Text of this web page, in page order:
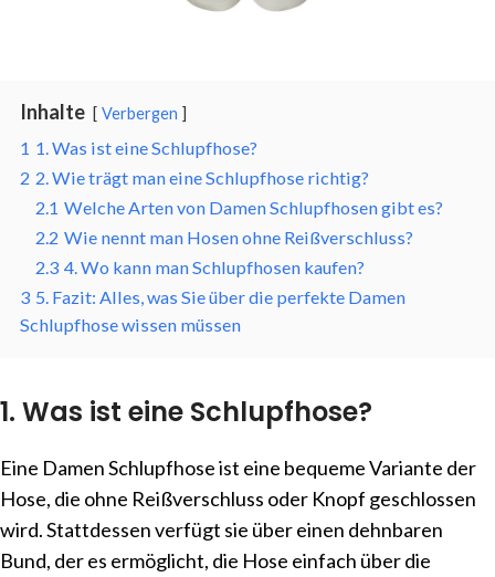
Inhalte Verbergen
1 1. Was ist eine Schlupfhose?
2 2. Wie trägt man eine Schlupfhose richtig?
2.1 Welche Arten von Damen Schlupfhosen gibt es?
2.2 Wie nennt man Hosen ohne Reißverschluss?
2.3 4. Wo kann man Schlupfhosen kaufen?
3 5. Fazit: Alles, was Sie über die perfekte Damen
Schlupfhose wissen müssen
1. Was ist eine Schlupfhose?
Eine Damen Schlupfhose ist eine bequeme Variante der
Hose, die ohne Reißverschluss oder Knopf geschlossen
wird. Stattdessen verfügt sie über einen dehnbaren
Bund, der es ermöglicht, die Hose einfach über die